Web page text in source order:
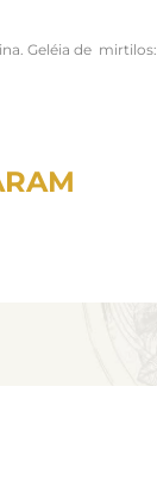
Geléia de mirtilos: